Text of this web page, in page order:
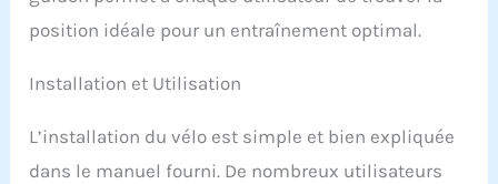
vous permet, à vous et à
exercices de fitness sûrs
d'exercice Toputure est
fabriqué en acier
inoxydable épais et
position idéale pour un entraînement optimal.
Installation et Utilisation
L’installation du vélo est simple et bien expliquée
dans le manuel fourni. De nombreux utilisateurs